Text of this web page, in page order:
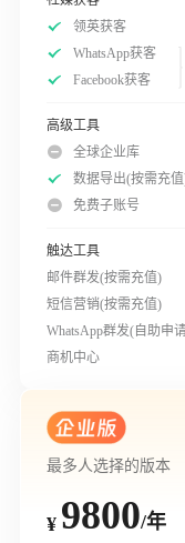
领英获客
WhatsApp获客
Facebook获客
高级工具
全球企业库
数据导出(按需充
免费子账号
触达工具
邮件群发(按需充值)
短信营销(按需充值)
WhatsApp群发(自助申
商机中心
最多人选择的版本
¥ 9800/年